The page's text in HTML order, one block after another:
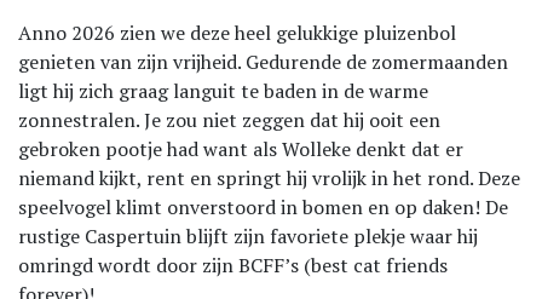
Anno 2026 zien we deze heel gelukkige pluizenbol
genieten van zijn vrijheid. Gedurende de zomermaanden
ligt hij zich graag languit te baden in de warme
zonnestralen. Je zou niet zeggen dat hij ooit een
gebroken pootje had want als Wolleke denkt dat er
niemand kijkt, rent en springt hij vrolijk in het rond. Deze
speelvogel klimt onverstoord in bomen en op daken! De
rustige Caspertuin blijft zijn favoriete plekje waar hij
omringd wordt door zijn BCFF’s (best cat friends